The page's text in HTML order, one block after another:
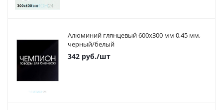
Алюминий глянцевый 600х300 мм 0,45 мм,
черный/белый
342 руб./шт